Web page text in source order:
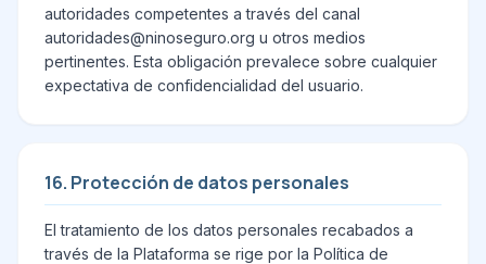
autoridades competentes a través del canal
autoridades@ninoseguro.org u otros medios
pertinentes. Esta obligación prevalece sobre cualquier
expectativa de confidencialidad del usuario.
16. Protección de datos personales
El tratamiento de los datos personales recabados a
través de la Plataforma se rige por la Política de